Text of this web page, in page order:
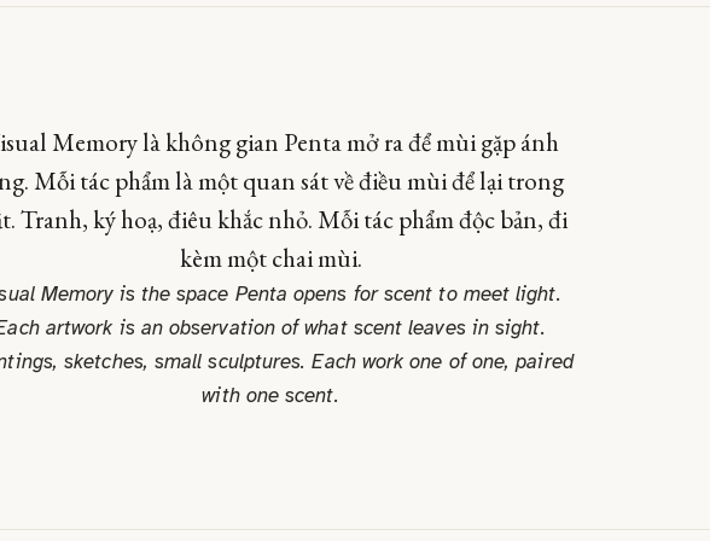
Memory là không gian Penta mở ra để mùi gặp ánh
Mỗi tác phẩm là một quan sát về điều mùi để lại trong
Tranh, ký hoạ, điêu khắc nhỏ. Mỗi tác phẩm độc bản, đi
kèm một chai mùi.
Memory is the space Penta opens for scent to meet light.
artwork is an observation of what scent leaves in sight.
sketches, small sculptures. Each work one of one, paired
with one scent.